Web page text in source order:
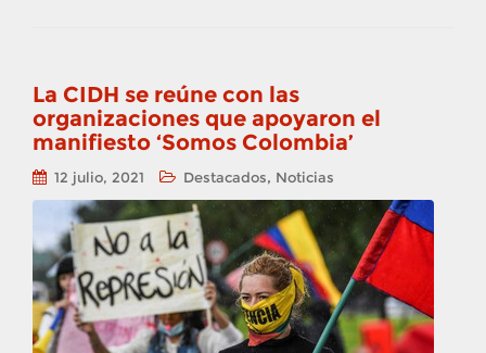
La CIDH se reúne con las
organizaciones que apoyaron el
manifiesto ‘Somos Colombia’
12 julio, 2021 Destacados, Noticias